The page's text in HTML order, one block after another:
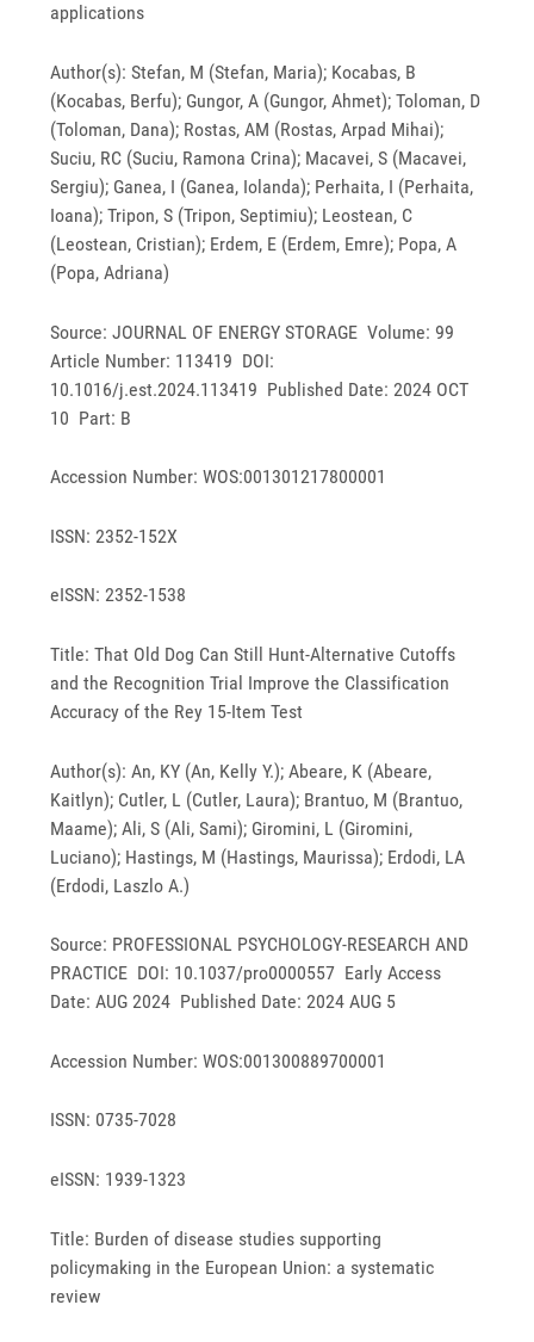
applications
Author(s): Stefan, M (Stefan, Maria); Kocabas, B
(Kocabas, Berfu); Gungor, A (Gungor, Ahmet); Toloman, D
(Toloman, Dana); Rostas, AM (Rostas, Arpad Mihai);
Suciu, RC (Suciu, Ramona Crina); Macavei, S (Macavei,
Sergiu); Ganea, I (Ganea, Iolanda); Perhaita, I (Perhaita,
Ioana); Tripon, S (Tripon, Septimiu); Leostean, C
(Leostean, Cristian); Erdem, E (Erdem, Emre); Popa, A
(Popa, Adriana)
Source: JOURNAL OF ENERGY STORAGE Volume: 99
Article Number: 113419 DOI:
10.1016/j.est.2024.113419 Published Date: 2024 OCT
10 Part: B
Accession Number: WOS:001301217800001
ISSN: 2352-152X
eISSN: 2352-1538
Title: That Old Dog Can Still Hunt-Alternative Cutoffs
and the Recognition Trial Improve the Classification
Accuracy of the Rey 15-Item Test
Author(s): An, KY (An, Kelly Y.); Abeare, K (Abeare,
Kaitlyn); Cutler, L (Cutler, Laura); Brantuo, M (Brantuo,
Maame); Ali, S (Ali, Sami); Giromini, L (Giromini,
Luciano); Hastings, M (Hastings, Maurissa); Erdodi, LA
(Erdodi, Laszlo A.)
Source: PROFESSIONAL PSYCHOLOGY-RESEARCH AND
PRACTICE DOI: 10.1037/pro0000557 Early Access
Date: AUG 2024 Published Date: 2024 AUG 5
Accession Number: WOS:001300889700001
ISSN: 0735-7028
eISSN: 1939-1323
Title: Burden of disease studies supporting
policymaking in the European Union: a systematic
review